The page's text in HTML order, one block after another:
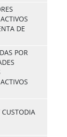
DE
POR
CUSTODIA